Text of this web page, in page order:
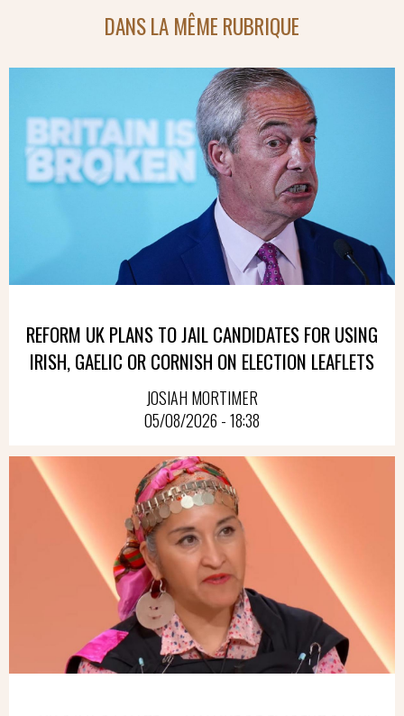
DANS LA MÊME RUBRIQUE
REFORM UK PLANS TO JAIL CANDIDATES FOR USING
IRISH, GAELIC OR CORNISH ON ELECTION LEAFLETS
JOSIAH MORTIMER
05/08/2026 - 18:38